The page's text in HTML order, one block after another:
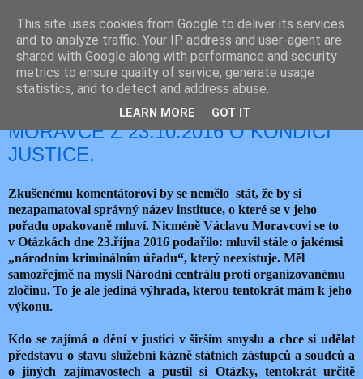
JEMELIK ZDENĚK
neděle 23. října 2016
VARIACE NA OTÁZKY VÁCLAVA
MORAVCE Z 23.10.2016 O KONDICI
JUSTICE.
Zkušenému komentátorovi by se nemělo stát, že by si
nezapamatoval správný název instituce, o které se v jeho
pořadu opakovaně mluví. Nicméně Václavu Moravcovi se to
v Otázkách dne 23.října 2016 podařilo: mluvil stále o jakémsi
„národním kriminálním úřadu“, který neexistuje. Měl
samozřejmě na mysli Národní centrálu proti organizovanému
zločinu. To je ale jediná výhrada, kterou tentokrát mám k jeho
výkonu.
Kdo se zajímá o dění v justici v širším smyslu a chce si udělat
představu o stavu služební kázně státních zástupců a soudců a
o jiných zajímavostech a pustil si Otázky, tentokrát určitě
This site uses cookies from Google to deliver its services
and to analyze traffic. Your IP address and user-agent are
shared with Google along with performance and security
metrics to ensure quality of service, generate usage
statistics, and to detect and address abuse.
LEARN MORE GOT IT